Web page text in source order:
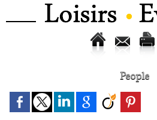
People